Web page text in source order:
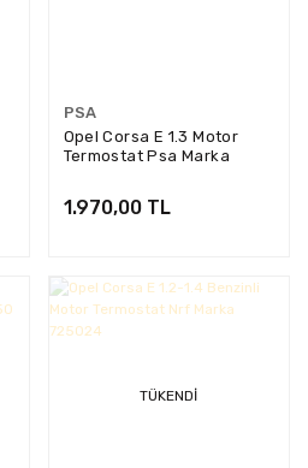
PSA
Opel Corsa E 1.3 Motor
Termostat Psa Marka
1.970,00 TL
TÜKENDI